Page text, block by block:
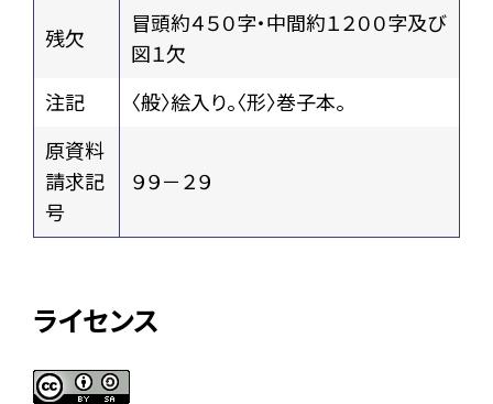
残欠
冒頭約４５０字・中間約１２００字及び
図１欠
注記
〈般〉絵入り。〈形〉巻子本。
原資料
請求記
号
９９－２９
ライセンス